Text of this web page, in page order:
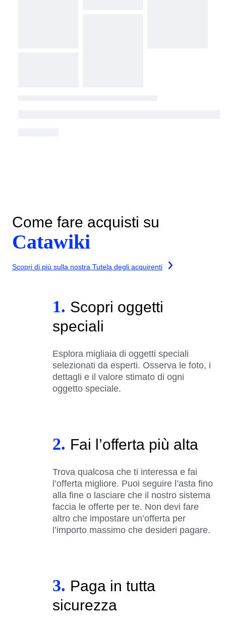
Come fare acquisti su
Catawiki
Scopri di più sulla nostra Tutela degli acquirenti
1. Scopri oggetti
speciali
Esplora migliaia di oggetti speciali
selezionati da esperti. Osserva le foto, i
dettagli e il valore stimato di ogni
oggetto speciale.
2. Fai l’offerta più alta
Trova qualcosa che ti interessa e fai
l’offerta migliore. Puoi seguire l’asta fino
alla fine o lasciare che il nostro sistema
faccia le offerte per te. Non devi fare
altro che impostare un’offerta per
l’importo massimo che desideri pagare.
3. Paga in tutta
sicurezza